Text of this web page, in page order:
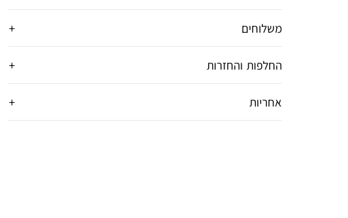
משלוחים
החלפות והחזרות
אחריות